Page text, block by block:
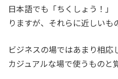
日本語でも「ちくしょう！」
りますが、それらに近しいも
ビジネスの場ではあまり相応
カジュアルな場で使うものと